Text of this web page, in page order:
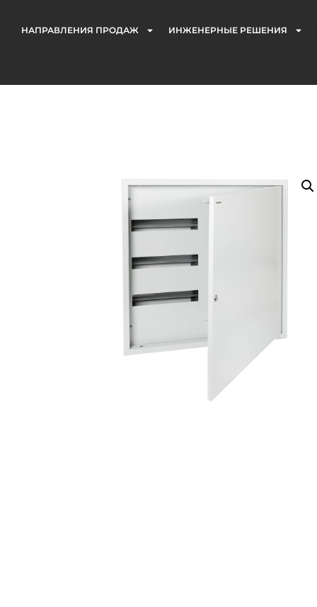
НАПРАВЛЕНИЯ ПРОДАЖ ИНЖЕНЕРНЫЕ РЕШЕНИЯ